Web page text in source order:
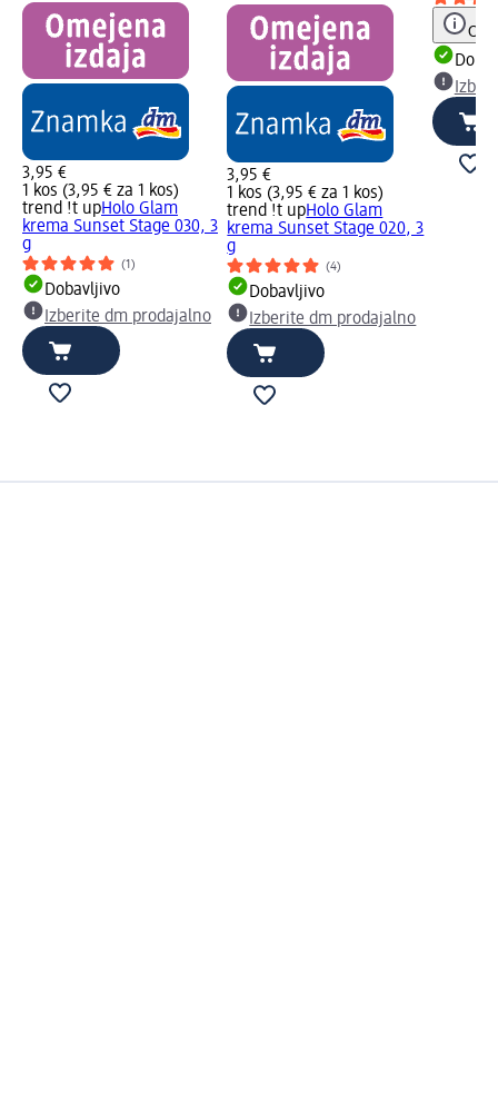
3,95 €
1 kos (3,95 € za 1 kos)
trend !t upHolo Glam
krema Sunset Stage 030, 3
g
(1)
Dobavljivo
Izberite dm prodajalno
3,95 €
1 kos (3,95 € za 1 kos)
trend !t upHolo Glam
krema Sunset Stage 020, 3
g
(4)
Dobavljivo
Izberite dm prodajalno